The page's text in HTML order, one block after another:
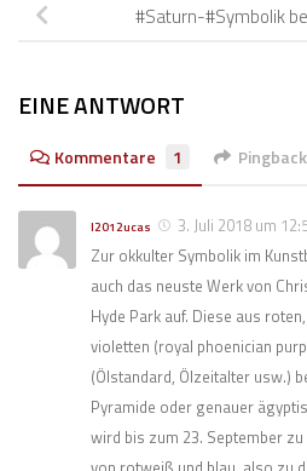
#Saturn-#Symbolik
EINE ANTWORT
Kommentare 1
l2012ucas
3. Juli 2018 um
Zur okkulter Symbolik im
auch das neuste Werk von
Hyde Park auf. Diese aus
violetten (royal phoenician
(Ölstandard, Ölzeitalter usw.)
Pyramide oder genauer
wird bis zum 23. September